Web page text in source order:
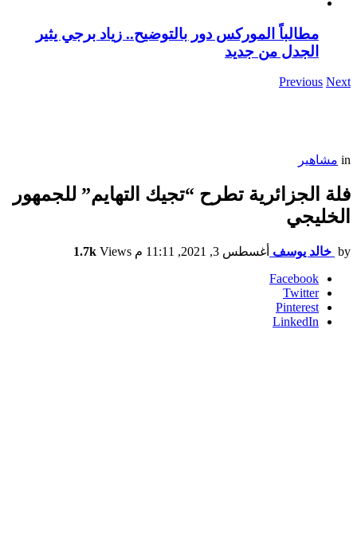
مطالباً الموركس دور بالتوضيح.. زياد برجي يثير
الجدل من جديد
Previous Next
in مشاهير
فلة الجزائرية تطرح “تجيك التهايم” للجمهور
الخليجي
by خالد يوسف أغسطس 3, 2021, 11:11 م 1.7k Views
Facebook
Twitter
Pinterest
LinkedIn